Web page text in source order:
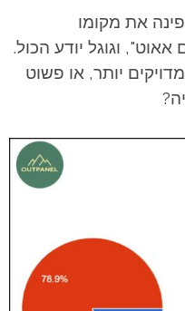
את מקומו
אאוט", וגוגל יודע הכול.
יותר, או פשוט